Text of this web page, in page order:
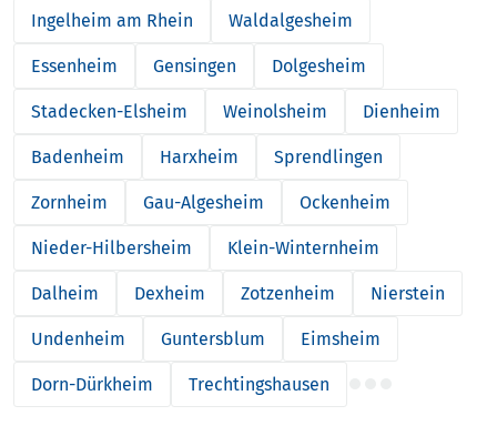
Ingelheim am Rhein Waldalgesheim
Essenheim Gensingen Dolgesheim
Stadecken-Elsheim Weinolsheim Dienheim
Badenheim Harxheim Sprendlingen
Zornheim Gau-Algesheim Ockenheim
Nieder-Hilbersheim Klein-Winternheim
Dalheim Dexheim Zotzenheim Nierstein
Undenheim Guntersblum Eimsheim
Dorn-Dürkheim Trechtingshausen